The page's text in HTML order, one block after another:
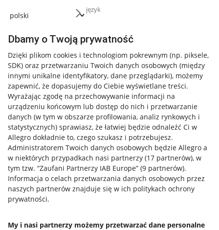
język
Dbamy o Twoją prywatność
Dzięki plikom cookies i technologiom pokrewnym (np. piksele,
SDK) oraz przetwarzaniu Twoich danych osobowych (między
innymi unikalne identyfikatory, dane przeglądarki), możemy
zapewnić, że dopasujemy do Ciebie wyświetlane treści.
Wyrażając zgodę na przechowywanie informacji na
urządzeniu końcowym lub dostęp do nich i przetwarzanie
danych (w tym w obszarze profilowania, analiz rynkowych i
statystycznych) sprawiasz, że łatwiej będzie odnaleźć Ci w
Allegro dokładnie to, czego szukasz i potrzebujesz.
Administratorem Twoich danych osobowych będzie Allegro a
w niektórych przypadkach nasi partnerzy (17 partnerów), w
tym tzw. “Zaufani Partnerzy IAB Europe” (9 partnerów).
Informacja o celach przetwarzania danych osobowych przez
naszych partnerów znajduje się w ich politykach ochrony
prywatności.
My i nasi partnerzy możemy przetwarzać dane personalne
Przydatne informacje
Jak to działa